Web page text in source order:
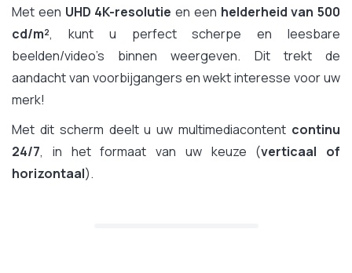
Met een UHD 4K-resolutie en een helderheid van 500
cd/m², kunt u perfect scherpe en leesbare
beelden/video's binnen weergeven. Dit trekt de
aandacht van voorbijgangers en wekt interesse voor uw
merk!
Met dit scherm deelt u uw multimediacontent continu
24/7, in het formaat van uw keuze (verticaal of
horizontaal).